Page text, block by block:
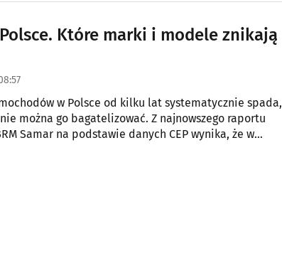
Które marki i modele znikają
w Polsce od kilku lat systematycznie spada,
można go bagatelizować. Z najnowszego raportu
Samar na podstawie danych CEP wynika, że w